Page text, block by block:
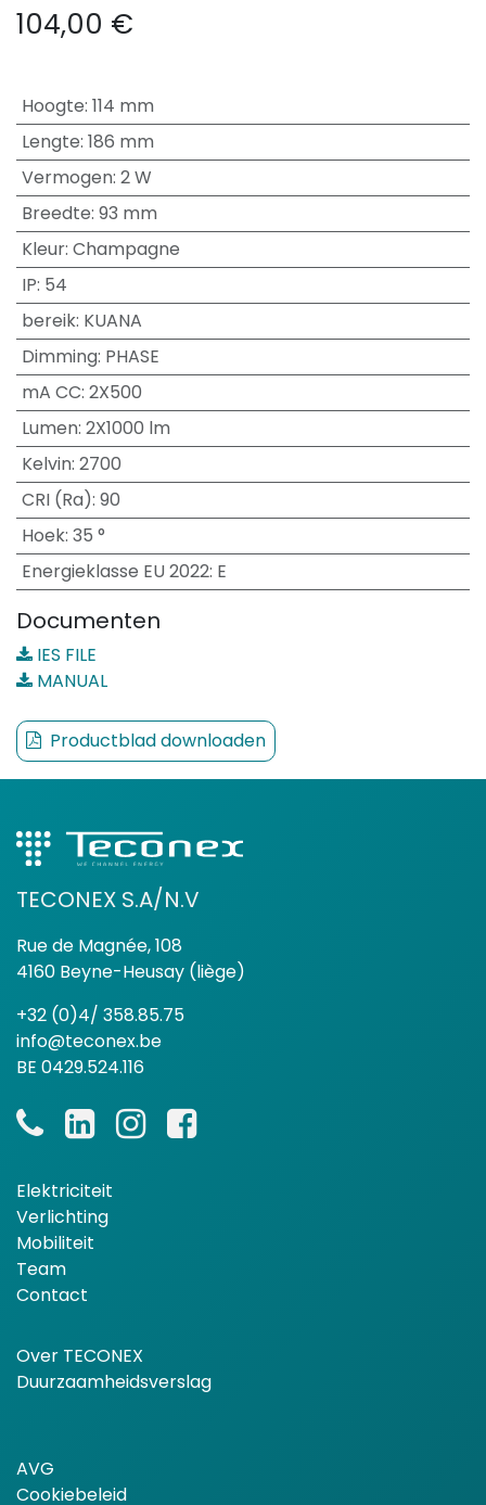
104,00 €
Hoogte: 114 mm
Lengte: 186 mm
Vermogen: 2 W
Breedte: 93 mm
Kleur: Champagne
IP: 54
bereik: KUANA
Dimming: PHASE
mA CC: 2X500
Lumen: 2X1000 lm
Kelvin: 2700
CRI (Ra): 90
Hoek: 35 °
Energieklasse EU 2022: E
Documenten
IES FILE
MANUAL
Productblad downloaden
TECONEX S.A/N.V
Rue de Magnée, 108
4160 Beyne-Heusay (liège)
+32 (0)4/ 358.85.75
info@teconex.be
BE 0429.524.116
Elektriciteit
Verlichting
Mobiliteit
Team
Contact
Over TECONEX
Duurzaamheidsverslag
AVG
Cookiebeleid